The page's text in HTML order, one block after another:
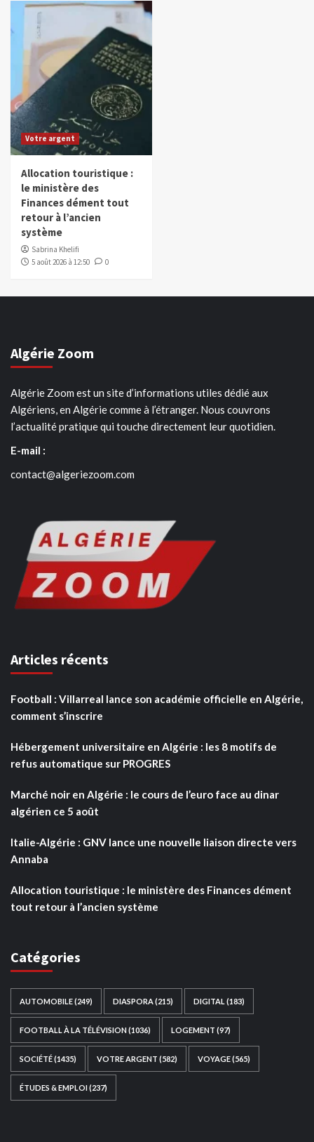
Votre argent
Allocation touristique :
le ministère des
Finances dément tout
retour à l’ancien
système
Sabrina Khelifi
5 août 2026 à 12:50
0
Algérie Zoom
Algérie Zoom est un site d’informations utiles dédié aux
Algériens, en Algérie comme à l’étranger. Nous couvrons
l’actualité pratique qui touche directement leur quotidien.
E-mail :
contact@algeriezoom.com
Articles récents
Football : Villarreal lance son académie officielle en Algérie,
comment s’inscrire
Hébergement universitaire en Algérie : les 8 motifs de
refus automatique sur PROGRES
Marché noir en Algérie : le cours de l’euro face au dinar
algérien ce 5 août
Italie-Algérie : GNV lance une nouvelle liaison directe vers
Annaba
Allocation touristique : le ministère des Finances dément
tout retour à l’ancien système
Catégories
AUTOMOBILE(249) DIASPORA(215) DIGITAL (183)
FOOTBALL À LA TÉLÉVISION(1036) LOGEMENT (97)
SOCIÉTÉ(1435) VOTRE ARGENT (582) VOYAGE(565)
ÉTUDES & EMPLOI(237)